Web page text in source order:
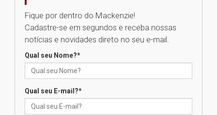
Universidade Mackenzie
realizará nova edição da Feira
das novas tecnologias em
Fique por dentro do Mackenzie!
Cadastre-se em segundos e receba nossas
notícias e novidades direto no seu e-mail.
Qual seu Nome?*
Qual seu E-mail?*